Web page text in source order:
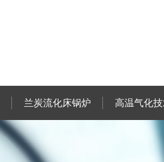
兰炭流化床锅炉 高温气化